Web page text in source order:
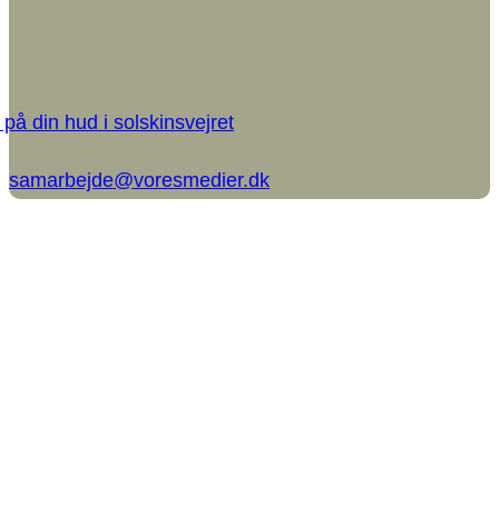
din hud i solskinsvejret
samarbejde@voresmedier.dk